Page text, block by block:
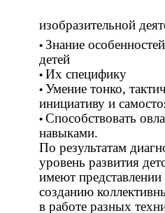
изобразительной
Знание
детей
Их специфику
Умение тонко,
инициативу и
Способствовать
навыками.
По результатам
уровень развития
имеют
созданию
в работе разных